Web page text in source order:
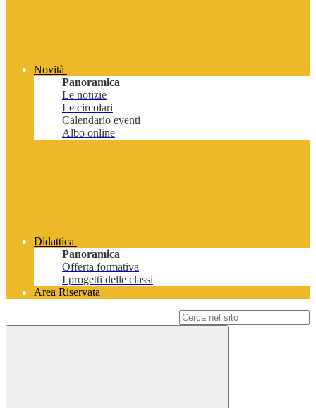
Novità
Panoramica
Le notizie
Le circolari
Calendario eventi
Albo online
Didattica
Panoramica
Offerta formativa
I progetti delle classi
Area Riservata